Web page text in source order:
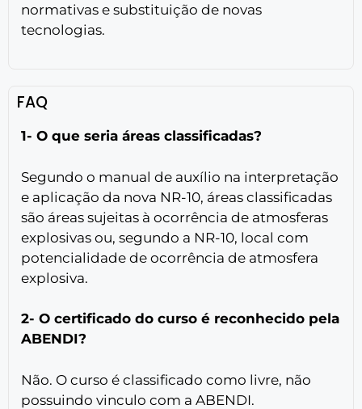
normativas e substituição de novas
tecnologias.
FAQ
1- O que seria áreas classificadas?
Segundo o manual de auxílio na interpretação
e aplicação da nova NR-10, áreas classificadas
são áreas sujeitas à ocorrência de atmosferas
explosivas ou, segundo a NR-10, local com
potencialidade de ocorrência de atmosfera
explosiva.
2- O certificado do curso é reconhecido pela
ABENDI?
Não. O curso é classificado como livre, não
possuindo vinculo com a ABENDI.